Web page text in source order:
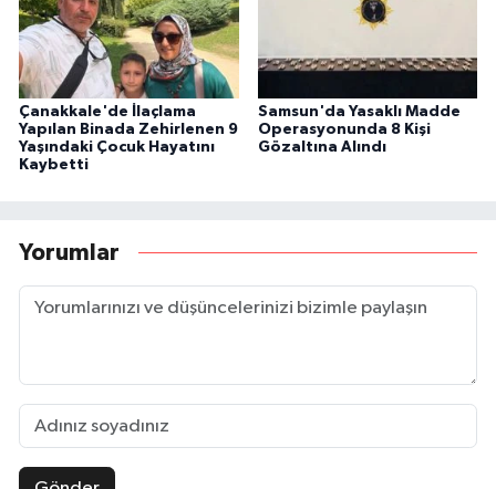
Çanakkale'de İlaçlama
Yapılan Binada Zehirlenen 9
Yaşındaki Çocuk Hayatını
Kaybetti
Samsun'da Yasaklı Madde
Operasyonunda 8 Kişi
Gözaltına Alındı
Yorumlar